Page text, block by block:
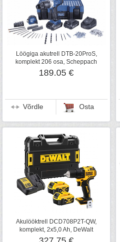
Löögiga akutrell DTB-20ProS,
komplekt 206 osa, Scheppach
189.05 €
Võrdle Osta
Akulööktrell DCD708P2T-QW,
komplekt, 2x5,0 Ah, DeWalt